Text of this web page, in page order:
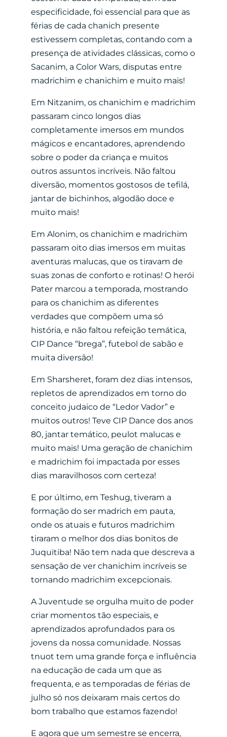
especificidade, foi essencial para que as
férias de cada chanich presente
estivessem completas, contando com a
presença de atividades clássicas, como o
Sacanim, a Color Wars, disputas entre
madrichim e chanichim e muito mais!
Em Nitzanim, os chanichim e madrichim
passaram cinco longos dias
completamente imersos em mundos
mágicos e encantadores, aprendendo
sobre o poder da criança e muitos
outros assuntos incríveis. Não faltou
diversão, momentos gostosos de tefilá,
jantar de bichinhos, algodão doce e
muito mais!
Em Alonim, os chanichim e madrichim
passaram oito dias imersos em muitas
aventuras malucas, que os tiravam de
suas zonas de conforto e rotinas! O herói
Pater marcou a temporada, mostrando
para os chanichim as diferentes
verdades que compõem uma só
história, e não faltou refeição temática,
CIP Dance “brega”, futebol de sabão e
muita diversão!
Em Sharsheret, foram dez dias intensos,
repletos de aprendizados em torno do
conceito judaico de “Ledor Vador” e
muitos outros! Teve CIP Dance dos anos
80, jantar temático, peulot malucas e
muito mais! Uma geração de chanichim
e madrichim foi impactada por esses
dias maravilhosos com certeza!
E por último, em Teshug, tiveram a
formação do ser madrich em pauta,
onde os atuais e futuros madrichim
tiraram o melhor dos dias bonitos de
Juquitiba! Não tem nada que descreva a
sensação de ver chanichim incríveis se
tornando madrichim excepcionais.
A Juventude se orgulha muito de poder
criar momentos tão especiais, e
aprendizados aprofundados para os
jovens da nossa comunidade. Nossas
tnuot tem uma grande força e influência
na educação de cada um que as
frequenta, e as temporadas de férias de
julho só nos deixaram mais certos do
bom trabalho que estamos fazendo!
E agora que um semestre se encerra,